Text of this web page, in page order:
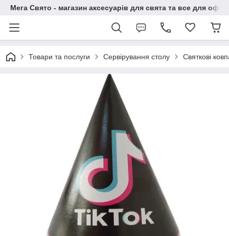
Мега Свято - магазин аксесуарів для свята та все для
Товари та послуги Сервірування столу Святкові